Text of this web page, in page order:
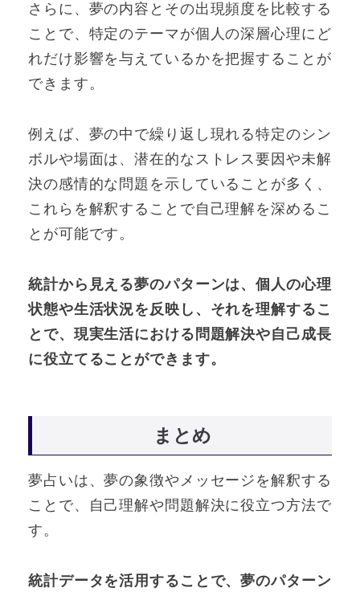
さらに、夢の内容とその出現頻度を比較する
ことで、特定のテーマが個人の深層心理にど
れだけ影響を与えているかを把握することが
できます。
例えば、夢の中で繰り返し現れる特定のシン
ボルや場面は、潜在的なストレス要因や未解
決の感情的な問題を示していることが多く、
これらを解釈することで自己理解を深めるこ
とが可能です。
統計から見える夢のパターンは、個人の心理
状態や生活状況を反映し、それを理解するこ
とで、現実生活における問題解決や自己成長
に役立てることができます。
まとめ
夢占いは、夢の象徴やメッセージを解釈する
ことで、自己理解や問題解決に役立つ方法で
す。
統計データを活用することで、夢のパターン